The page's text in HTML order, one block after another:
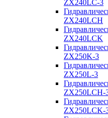
ZX240LC-3
ZX240LCH
ZX240LCK
ZX250K-3
ZX250L-3
ZX250LCH-
ZX250LCK-